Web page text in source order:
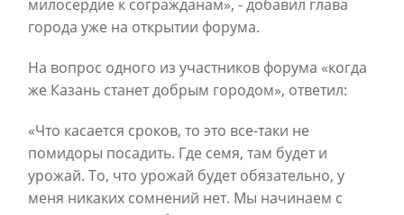
милосердие к согражданам», - добавил глава
города уже на открытии форума.
На вопрос одного из участников форума «когда
же Казань станет добрым городом», ответил:
«Что касается сроков, то это все-таки не
помидоры посадить. Где семя, там будет и
урожай. То, что урожай будет обязательно, у
меня никаких сомнений нет. Мы начинаем с